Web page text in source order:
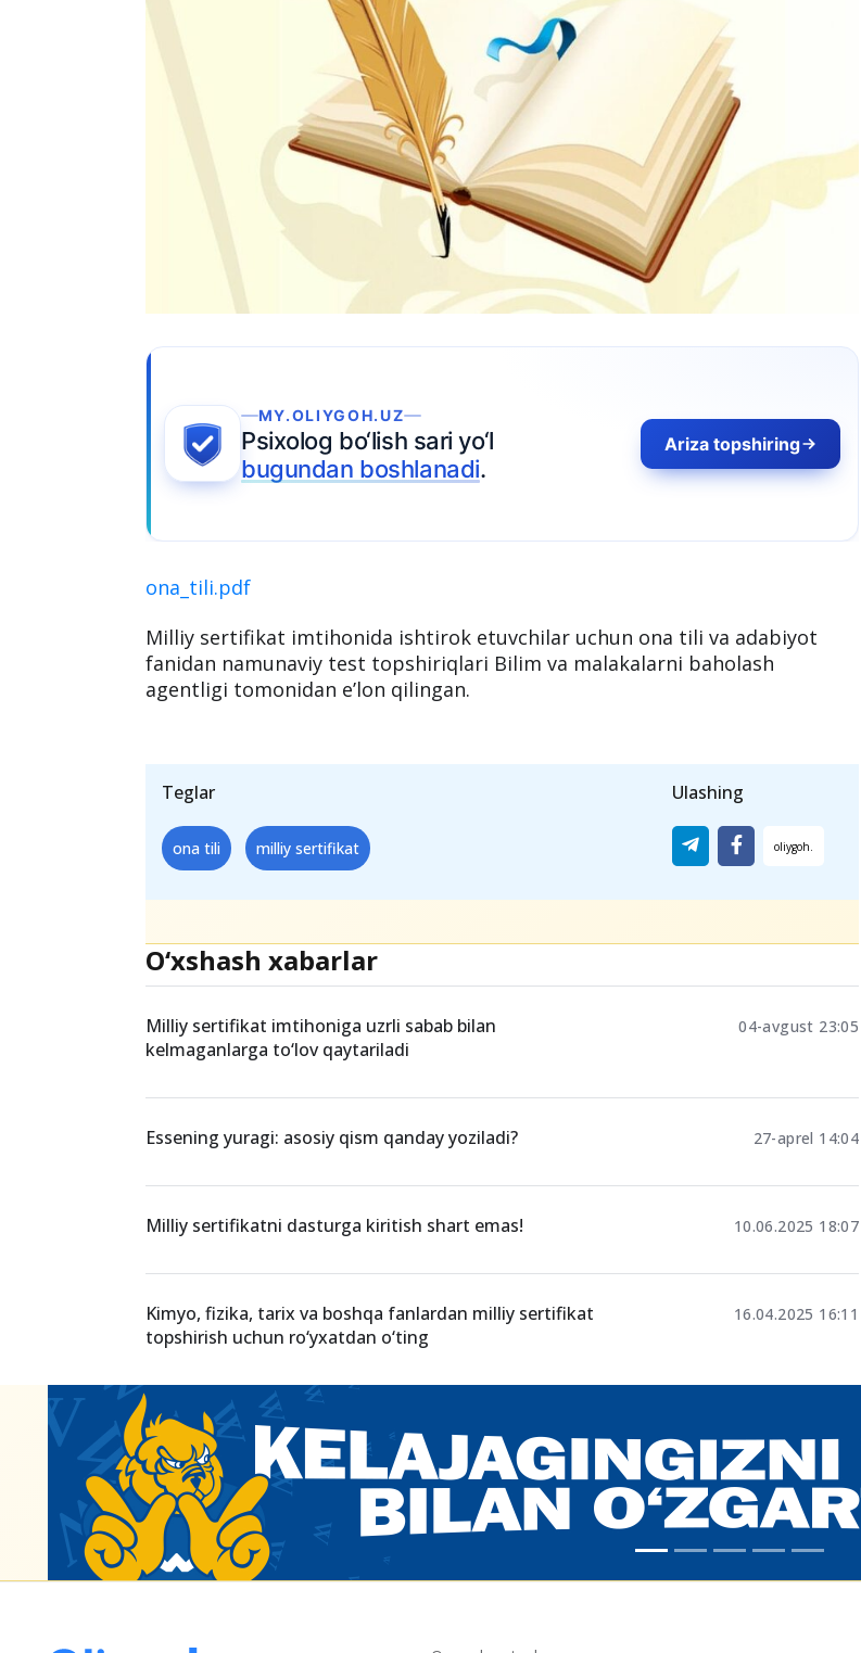
MY.OLIYGOH.UZ
Psixolog bo‘lish sari yo‘l
bugundan boshlanadi.
Ariza topshiring
Milliy sertifikat imtihonida ishtirok etuvchilar uchun ona tili va adabiyot
fanidan namunaviy test topshiriqlari Bilim va malakalarni baholash
agentligi tomonidan e’lon qilingan.
Teglar Ulashing
Milliy sertifikat imtihoniga uzrli sabab bilan
04-avgust 23:05
Milliy sertifikatni dasturga kiritish shart emas! 10.06.2025 18:07
Kimyo, fizika, tarix va boshqa fanlardan milliy sertifikat
topshirish uchun ro‘yxatdan o‘ting
16.04.2025 16:11